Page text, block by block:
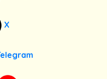
X